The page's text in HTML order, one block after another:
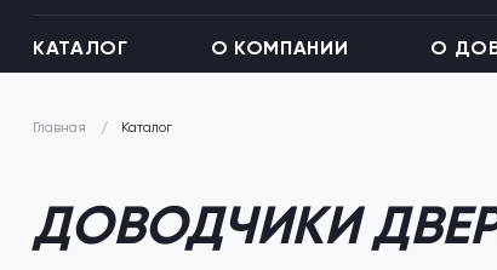
КАТАЛОГ О КОМПАНИИ О
Главная Каталог
ДОВОДЧИКИ